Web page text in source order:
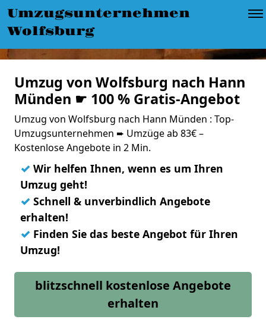
Umzugsunternehmen
Wolfsburg
Umzug von Wolfsburg nach Hann
Münden ☛ 100 % Gratis-Angebot
Umzug von Wolfsburg nach Hann Münden : Top-
Umzugsunternehmen ➨ Umzüge ab 83€ –
Kostenlose Angebote in 2 Min.
✓ Wir helfen Ihnen, wenn es um Ihren
Umzug geht!
✓ Schnell & unverbindlich Angebote
erhalten!
✓ Finden Sie das beste Angebot für Ihren
Umzug!
blitzschnell kostenlose Angebote
erhalten